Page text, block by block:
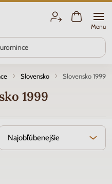
Menu
Slovensko Slovensko 1999
1999
Najobľúbenejšie